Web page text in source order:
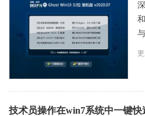
技术员操作在win7系统中一键